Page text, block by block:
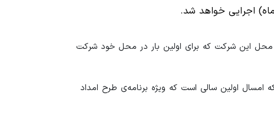
سایپا، صبح امروز (دوشنبه) افتتاحیه طرح خدمات و امداد نوروزی ۱۴۰۳ را در محل این شرکت که برای اولین بار در محل خود شرکت
اولین سالی است که ویژه برنامه‌ی طرح امداد